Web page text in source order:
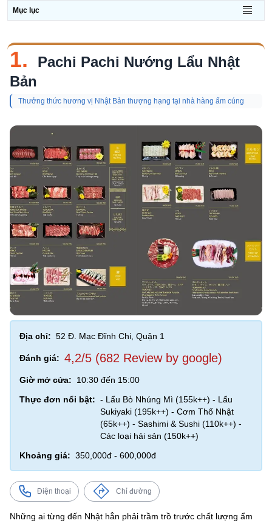
Mục lục
1.
Pachi Pachi Nướng Lẩu Nhật
Bản
Thưởng thức hương vị Nhật Bản thượng hạng tại nhà hàng ấm cúng
Địa chỉ: 52 Đ. Mạc Đĩnh Chi, Quận 1
Đánh giá: 4,2/5 (682 Review by google)
Giờ mở cửa:
10:30 đến 15:00
Thực đơn nổi bật: - Lẩu Bò Nhúng Mì (155k++) - Lẩu
Sukiyaki (195k++) - Cơm Thố Nhật
(65k++) - Sashimi & Sushi (110k++) -
Các loại hải sản (150k++)
Khoảng giá: 350,000đ - 600,000đ
Điện thoại Chỉ đường
Những ai từng đến Nhật hẳn phải trầm trồ trước chất lượng ẩm